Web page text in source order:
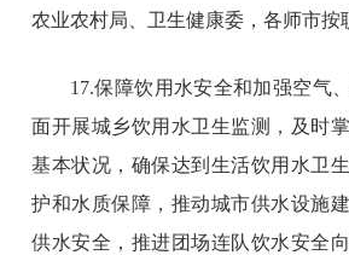
农业农村局、卫生健康委，各师市按
17.保障饮用水安全和加强空气
面开展城乡饮用水卫生监测，及时
基本状况，确保达到生活饮用水卫
护和水质保障，推动城市供水设施
供水安全，推进团场连队饮水安全